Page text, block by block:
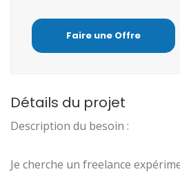
Faire une Offre
Détails du projet
Description du besoin :
Je cherche un freelance